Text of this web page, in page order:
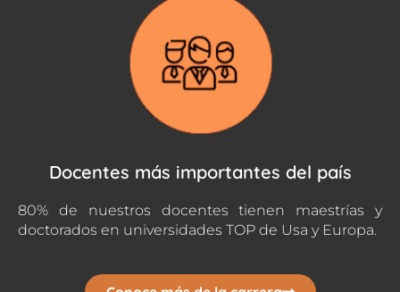
Docentes más importantes del país
80% de nuestros docentes tienen maestrías y
doctorados en universidades TOP de Usa y Europa.